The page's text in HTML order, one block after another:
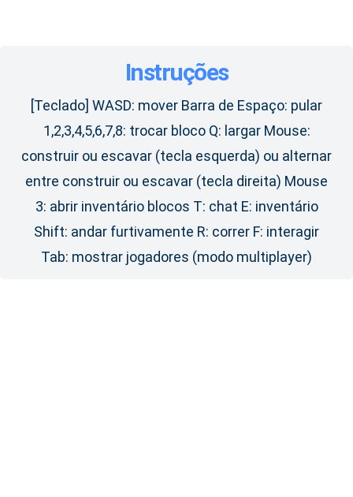
Instruções
[Teclado] WASD: mover Barra de Espaço: pular
1,2,3,4,5,6,7,8: trocar bloco Q: largar Mouse:
construir ou escavar (tecla esquerda) ou alternar
entre construir ou escavar (tecla direita) Mouse
3: abrir inventário blocos T: chat E: inventário
Shift: andar furtivamente R: correr F: interagir
Tab: mostrar jogadores (modo multiplayer)